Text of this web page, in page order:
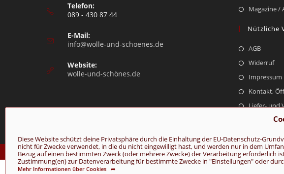
Diese Website schützt deine Privatsphäre durch die Einhaltung der EU-Datenschutz-
nicht für Zwecke verwendet, in die du nicht eingewilligt hast, und werden nur in dem
Bezug auf einen bestimmten Zweck (oder mehrere Zwecke) der Verarbeitung erforderlich
Zustimmung(en) zur Datenverarbeitung für bestimmte Zwecke in "Einstellungen" oder
Mehr Informationen über Cookies ➦
Telefon:
089 - 430 87 44
E-Mail:
info@wolle-und-schoenes.de
Website:
wolle-und-schönes.de
Magazine /
Nützliche
AGB
Widerruf
Impressum
Kontakt,
Liefer- und
© Copyright 2026 - Wolle & Schönes